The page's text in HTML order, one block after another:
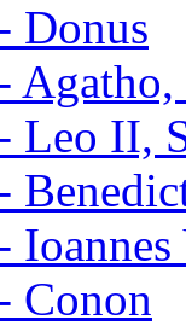
Donus
Agatho,
Leo II,
Ioannes
Conon